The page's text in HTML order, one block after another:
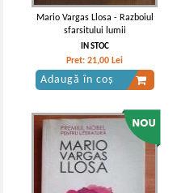
Mario Vargas Llosa - Razboiul
sfarsitului lumii
IN STOC
Pret:21,00 Lei
Adaugă în coș